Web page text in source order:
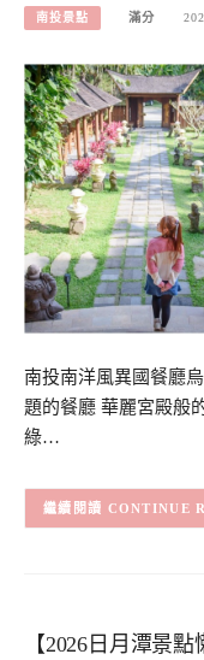
南投景點 滿分
南投南洋風異國餐廳
題的餐廳 華麗宮殿般
綠…
CONTINUE
【2026日月潭景